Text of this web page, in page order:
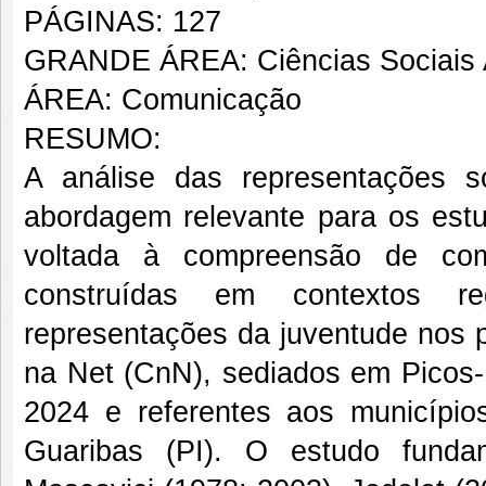
PÁGINAS: 127
GRANDE ÁREA: Ciências Sociais
ÁREA: Comunicação
RESUMO:
A análise das representações
abordagem relevante para os
voltada à compreensão de
construídas em contextos
representações da juventude
na Net (CnN), sediados em
2024 e referentes aos
Guaribas (PI). O estudo